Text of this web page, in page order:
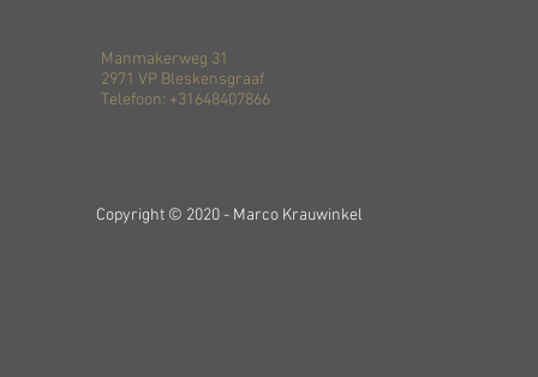
Manmakerweg 31
2971 VP Bleskensgraaf
Telefoon: +31648407866
Copyright © 2020 - Marco Krauwinkel